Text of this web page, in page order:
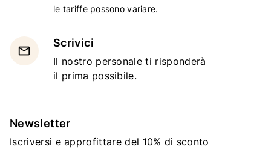
le tariffe possono variare.
email
Scrivici
Il nostro personale ti risponderà
il prima possibile.
Newsletter
Iscriversi e approfittare del 10% di sconto